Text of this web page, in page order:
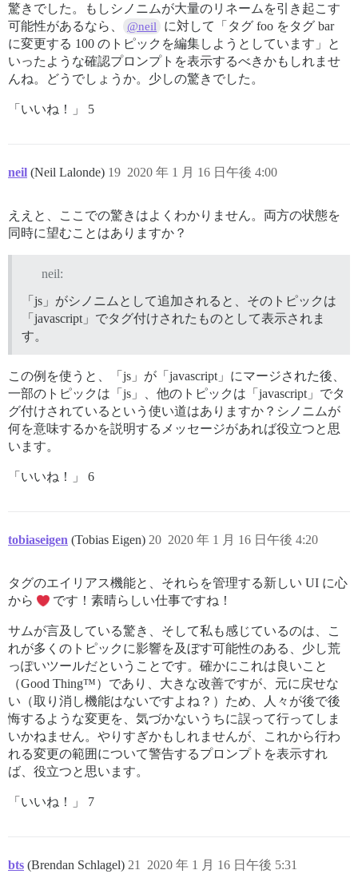
驚きでした。もしシノニムが大量のリネームを引き起こす
可能性があるなら、
@neil
に対して「タグ foo をタグ bar
に変更する 100 のトピックを編集しようとしています」と
いったような確認プロンプトを表示するべきかもしれませ
んね。どうでしょうか。少しの驚きでした。
「いいね！」 5
neil (Neil Lalonde) 2020 年 1 月 16 日午後 4:00
19
ええと、ここでの驚きはよくわかりません。両方の状態を
同時に望むことはありますか？
neil:
「js」がシノニムとして追加されると、そのトピックは
「javascript」でタグ付けされたものとして表示されま
す。
この例を使うと、「js」が「javascript」にマージされた後、
一部のトピックは「js」、他のトピックは「javascript」でタ
グ付けされているという使い道はありますか？シノニムが
何を意味するかを説明するメッセージがあれば役立つと思
います。
「いいね！」 6
tobiaseigen (Tobias Eigen) 2020 年 1 月 16 日午後 4:20
20
タグのエイリアス機能と、それらを管理する新しい UI に心
から
です！素晴らしい仕事ですね！
サムが言及している驚き、そして私も感じているのは、こ
れが多くのトピックに影響を及ぼす可能性のある、少し荒
っぽいツールだということです。確かにこれは良いこと
（Good Thing™）であり、大きな改善ですが、元に戻せな
い（取り消し機能はないですよね？）ため、人々が後で後
悔するような変更を、気づかないうちに誤って行ってしま
いかねません。やりすぎかもしれませんが、これから行わ
れる変更の範囲について警告するプロンプトを表示すれ
ば、役立つと思います。
「いいね！」 7
bts (Brendan Schlagel) 2020 年 1 月 16 日午後 5:31
21